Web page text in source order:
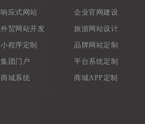
响应式网站
企业官网建设
外贸网站开发
旅游网站设计
小程序定制
品牌网站定制
集团门户
平台系统定制
商城系统
商城APP定制